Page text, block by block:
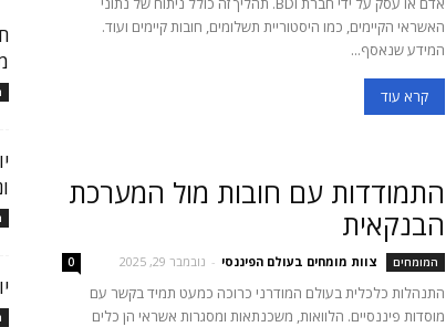
האשראי הקיימים, כמו היסטוריית תשלומים, חובות קיימים ועוד.
המידע שנאסף...
קרא עוד
התמודדות עם חובות מול המערכת
הבנקאית
המומחים צוות מומחים בעולם הפיננסי - נובמבר 29, 2025 0
התנהלות כלכלית בעולם המודרני כרוכה כמעט תמיד בקשר עם
מוסדות פיננסיים. הלוואות, משכנתאות ומסגרות אשראי הן כלים